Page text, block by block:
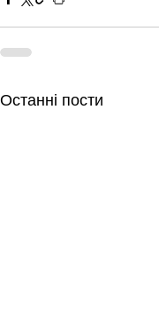
Останні пости